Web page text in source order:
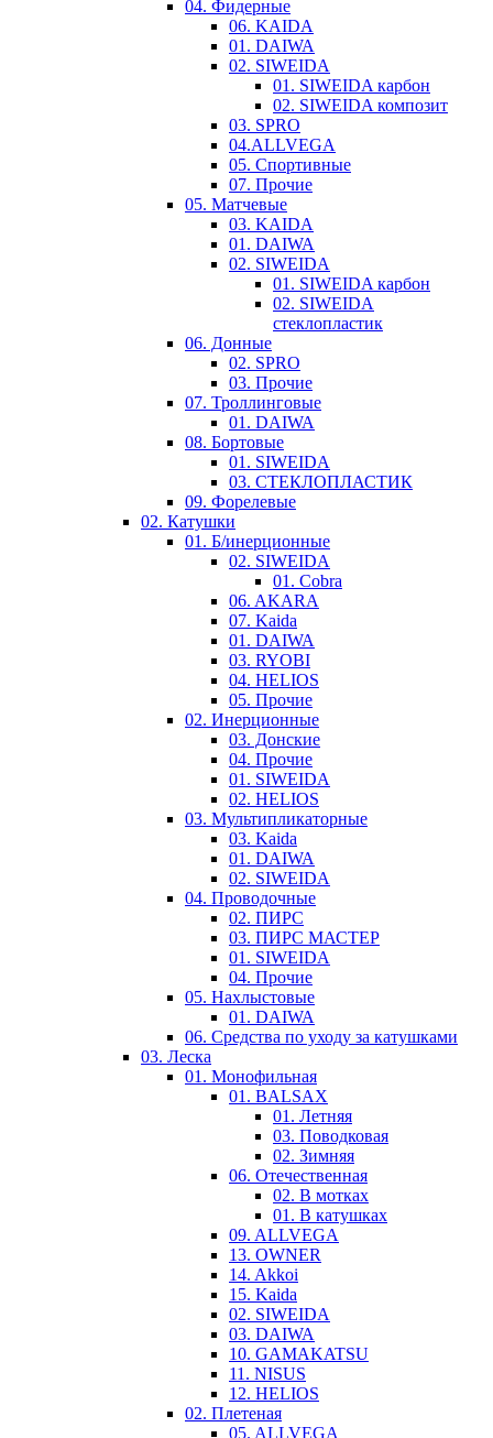
04. Фидерные
06. KAIDA
01. DAIWA
02. SIWEIDA
01. SIWEIDA карбон
02. SIWEIDA композит
03. SPRO
04.ALLVEGA
05. Спортивные
07. Прочие
05. Матчевые
03. KAIDA
01. DAIWA
02. SIWEIDA
01. SIWEIDA карбон
02. SIWEIDA
стеклопластик
06. Донные
02. SPRO
03. Прочие
07. Троллинговые
01. DAIWA
08. Бортовые
01. SIWEIDA
03. СТЕКЛОПЛАСТИК
09. Форелевые
02. Катушки
01. Б/инерционные
02. SIWEIDA
01. Cobra
06. AKARA
07. Kaida
01. DAIWA
03. RYOBI
04. HELIOS
05. Прочие
02. Инерционные
03. Донские
04. Прочие
01. SIWEIDA
02. HELIOS
03. Мультипликаторные
03. Kaida
01. DAIWA
02. SIWEIDA
04. Проводочные
02. ПИРС
03. ПИРС МАСТЕР
01. SIWEIDA
04. Прочие
05. Нахлыстовые
01. DAIWA
06. Средства по уходу за катушками
03. Леска
01. Монофильная
01. BALSAX
01. Летняя
03. Поводковая
02. Зимняя
06. Отечественная
02. В мотках
01. В катушках
09. ALLVEGA
13. OWNER
14. Akkoi
15. Kaida
02. SIWEIDA
03. DAIWA
10. GAMAKATSU
11. NISUS
12. HELIOS
02. Плетеная
05. ALLVEGA